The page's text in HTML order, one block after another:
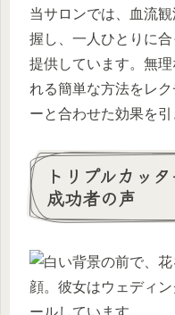
当サロンでは、血流
握し、一人ひとりに
提供しています。無
れる簡単な方法をレ
ーと合わせた効果を
トリプルカッ
成功者の声